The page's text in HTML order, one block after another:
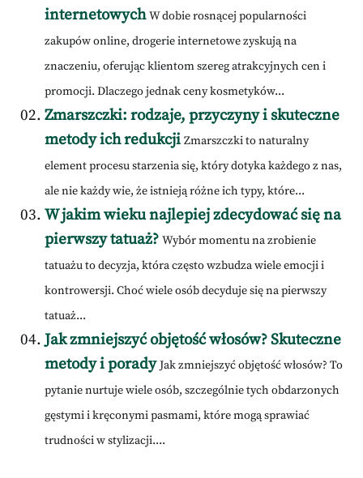
internetowych W dobie rosnącej popularności
zakupów online, drogerie internetowe zyskują na
znaczeniu, oferując klientom szereg atrakcyjnych cen i
promocji. Dlaczego jednak ceny kosmetyków...
Zmarszczki: rodzaje, przyczyny i skuteczne
metody ich redukcji Zmarszczki to naturalny
element procesu starzenia się, który dotyka każdego z nas,
ale nie każdy wie, że istnieją różne ich typy, które...
W jakim wieku najlepiej zdecydować się na
pierwszy tatuaż? Wybór momentu na zrobienie
tatuażu to decyzja, która często wzbudza wiele emocji i
kontrowersji. Choć wiele osób decyduje się na pierwszy
tatuaż...
Jak zmniejszyć objętość włosów? Skuteczne
metody i porady Jak zmniejszyć objętość włosów? To
pytanie nurtuje wiele osób, szczególnie tych obdarzonych
gęstymi i kręconymi pasmami, które mogą sprawiać
trudności w stylizacji....